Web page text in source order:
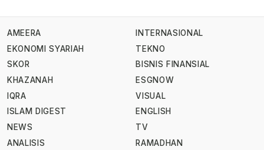
AMEERA
EKONOMI SYARIAH
SKOR
KHAZANAH
IQRA
ISLAM DIGEST
NEWS
ANALISIS
INTERNASIONAL
TEKNO
BISNIS FINANSIAL
ESGNOW
VISUAL
ENGLISH
TV
RAMADHAN